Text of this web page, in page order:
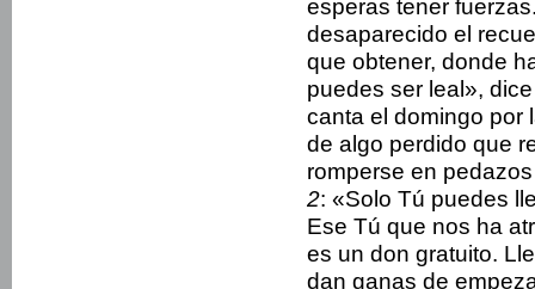
esperas tener
desaparecido el
que obtener, donde
puedes ser leal»,
canta el domingo por
de algo perdido que
romperse en
2: «Solo Tú puedes
Ese Tú que nos ha
es un don gratuito.
dan ganas de